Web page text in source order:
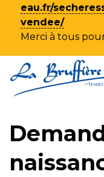
eau.fr/
vendee/
Merci à tous
au
contenu
au